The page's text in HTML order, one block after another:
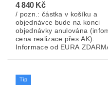
4 840 Kč
/ pozn.: částka v košíku a
objednávce bude na konci
objednávky anulována
cena realizace přes AK).
Informace od EURA
Tip